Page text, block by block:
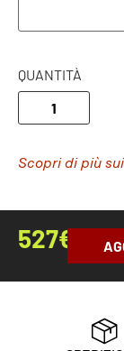
QUANTITÀ
Scopri di più
527€